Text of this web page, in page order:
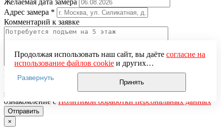
Желаемая дата замера
Адрес замера *
Комментарий к заявке
Понравившаяся модель
Нажимая кнопку «Отправить», вы даёте
обработку персональных данныхи подтверждаете
ознакомление с Политикой обработки персональных данных
Продолжая использовать наш сайт, вы даёте согласие на
использование файлов cookieи других
пользовательских данных (включая IP-адрес, сведения о
местоположении, устройстве, действиях на сайте и т. п.)
для функционирования сайта, проведения
использования систем аналитики (например,
Яндекс.Метрика), в соответствии с нашей
Развернуть
Принять
×